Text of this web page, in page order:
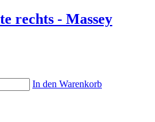
rechts - Massey
In den Warenkorb